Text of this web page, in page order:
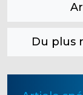
Du plus